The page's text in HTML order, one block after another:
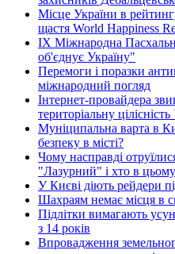
Місце України в
щастя World Happiness
ІХ Міжнародна
об'єднує Україну"
Перемоги і поразки
міжнародний погляд
Інтернет-провайдера
територіальну
Муніципальна варта в
безпеку в місті?
Чому насправді
"Лазурний" і хто в
У Києві діють рейдери
Шахраям немає місця в
Підлітки вимагають
з 14 років
Впровадження